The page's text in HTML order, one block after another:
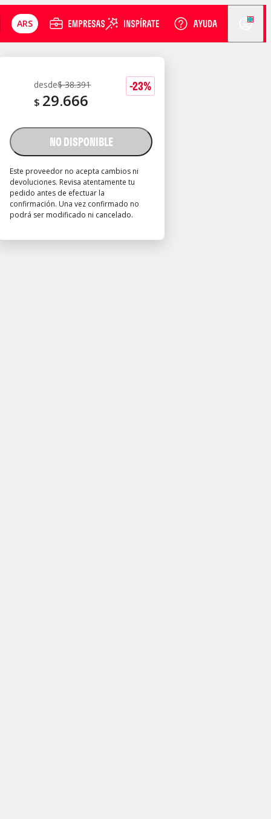
ARS
-23%
desde$ 38.391
$ 29.666
NO DISPONIBLE
Este proveedor no acepta cambios ni
devoluciones. Revisa atentamente tu
pedido antes de efectuar la
confirmación. Una vez confirmado no
podrá ser modificado ni cancelado.